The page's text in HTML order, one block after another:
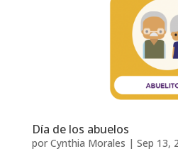
Día de los abuelos
por Cynthia Morales | Sep 13,